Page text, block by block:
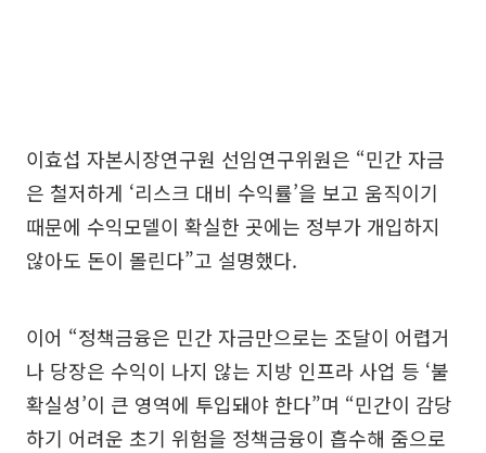
이효섭 자본시장연구원 선임연구위원은 “민간 자금
은 철저하게 ‘리스크 대비 수익률’을 보고 움직이기
때문에 수익모델이 확실한 곳에는 정부가 개입하지
않아도 돈이 몰린다”고 설명했다.
이어 “정책금융은 민간 자금만으로는 조달이 어렵거
나 당장은 수익이 나지 않는 지방 인프라 사업 등 ‘불
확실성’이 큰 영역에 투입돼야 한다”며 “민간이 감당
하기 어려운 초기 위험을 정책금융이 흡수해 줌으로